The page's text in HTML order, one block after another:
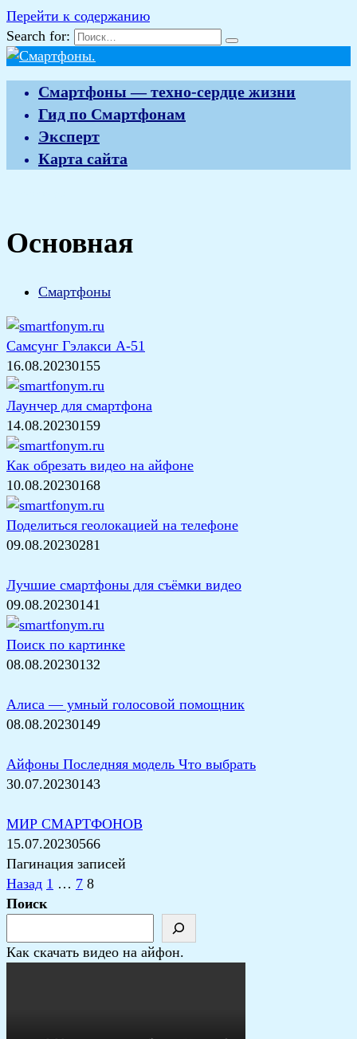
Перейти к содержанию
Search for:
Смартфоны — техно-сердце жизни
Гид по Смартфонам
Эксперт
Карта сайта
Основная
Смартфоны
Самсунг Гэлакси А-51
16.08.20230155
Лаунчер для смартфона
14.08.20230159
Как обрезать видео на айфоне
10.08.20230168
Поделиться геолокацией на телефоне
09.08.20230281
Лучшие смартфоны для съёмки видео
09.08.20230141
Поиск по картинке
08.08.20230132
Алиса — умный голосовой помощник
08.08.20230149
Айфоны Последняя модель Что выбрать
30.07.20230143
МИР СМАРТФОНОВ
15.07.20230566
Пагинация записей
Назад 1 … 7 8
Поиск
Как скачать видео на айфон.